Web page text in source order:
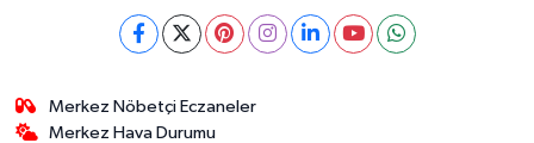
Merkez Nöbetçi Eczaneler
Merkez Hava Durumu